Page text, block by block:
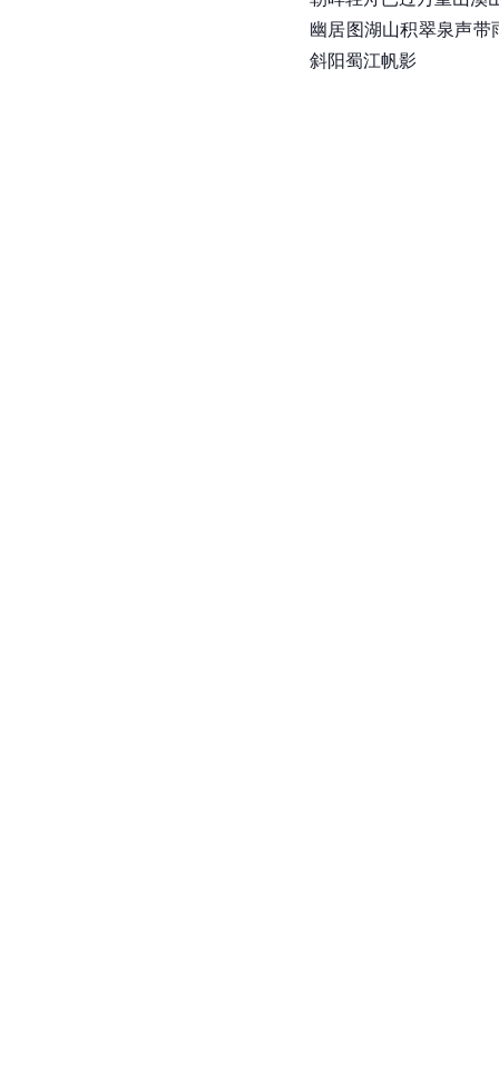
幽居图湖山积翠泉声
斜阳蜀江帆影